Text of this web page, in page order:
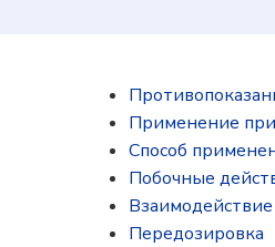
Применение
Способ
Побочные
Взаимодействие
Передозировка